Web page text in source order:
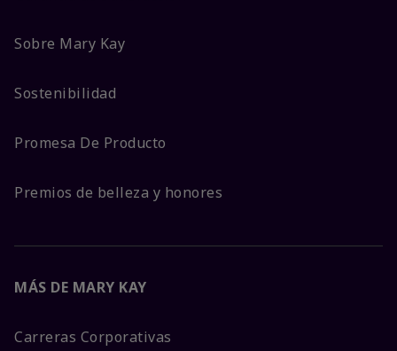
Sobre Mary Kay
Sostenibilidad
Promesa De Producto
Premios de belleza y honores
MÁS DE MARY KAY
Carreras Corporativas